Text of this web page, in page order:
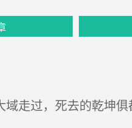
，死去的乾坤俱都